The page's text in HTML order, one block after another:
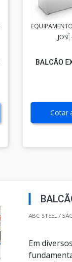
BALCÃO
Cotar
ABC STEEL /
Em